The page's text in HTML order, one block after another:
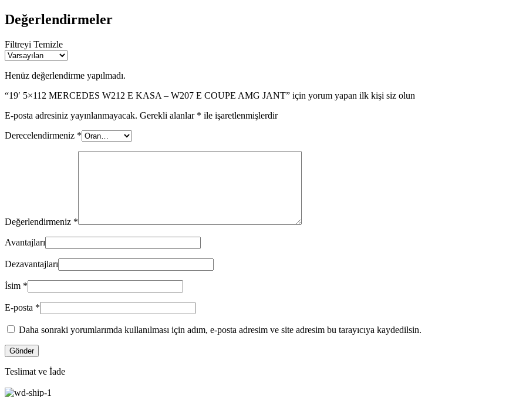
Değerlendirmeler
Filtreyi Temizle
Henüz değerlendirme yapılmadı.
“19′ 5×112 MERCEDES W212 E KASA – W207 E COUPE AMG JANT” için yorum yapan ilk kişi siz olun
E-posta adresiniz yayınlanmayacak. Gerekli alanlar * ile işaretlenmişlerdir
Derecelendirmeniz *
Değerlendirmeniz *
Avantajları
Dezavantajları
İsim *
E-posta *
Daha sonraki yorumlarımda kullanılması için adım, e-posta adresim ve site adresim bu tarayıcıya kaydedilsin.
Teslimat ve İade